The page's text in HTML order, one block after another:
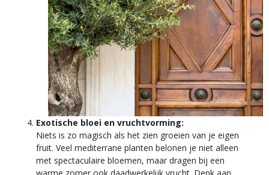
Exotische bloei en vruchtvorming:
Niets is zo magisch als het zien groeien van je eigen
fruit. Veel mediterrane planten belonen je niet alleen
met spectaculaire bloemen, maar dragen bij een